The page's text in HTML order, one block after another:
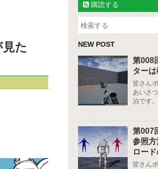
た
購読する
NEW POST
第008
ターは
皆さん
あいさ
泊です
第007
参照
ロー
皆さん